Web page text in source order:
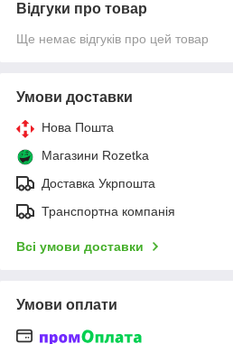
Відгуки про товар
Ще немає відгуків про цей товар
Умови доставки
Нова Пошта
Магазини Rozetka
Доставка Укрпошта
Транспортна компанія
Всі умови доставки
Умови оплати